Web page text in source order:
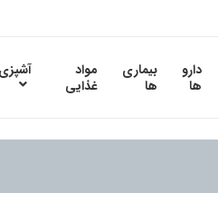
دارو
ها
بیماری
ها
مواد
غذایی
آشپزی